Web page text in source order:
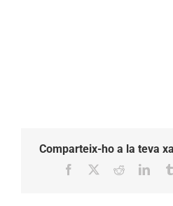
Comparteix-ho a la teva
Facebook Reddit